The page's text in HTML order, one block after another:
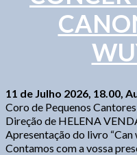
11 de Julho 2026, 18.00,
Coro de Pequenos
Direção de HELENA
Apresentação do livro “Can
Contamos com a vossa